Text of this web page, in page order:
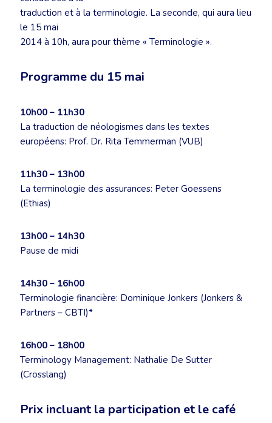
traduction et à la terminologie. La seconde, qui aura lieu
le 15 mai
2014 à 10h, aura pour thème « Terminologie ».
Programme du 15 mai
10h00 – 11h30
La traduction de néologismes dans les textes
européens: Prof. Dr. Rita Temmerman (VUB)
11h30 – 13h00
La terminologie des assurances: Peter Goessens
(Ethias)
13h00 – 14h30
Pause de midi
14h30 – 16h00
Terminologie financière: Dominique Jonkers (Jonkers &
Partners – CBTI)*
16h00 – 18h00
Terminology Management: Nathalie De Sutter
(Crosslang)
Prix incluant la participation et le café